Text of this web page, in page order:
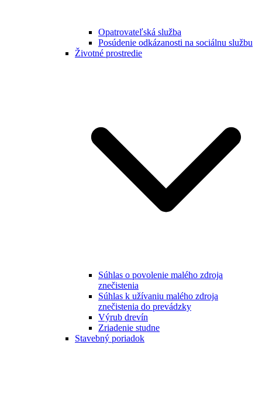
Opatrovateľská služba
Posúdenie odkázanosti na sociálnu službu
Životné prostredie
Súhlas o povolenie malého zdroja
znečistenia
Súhlas k užívaniu malého zdroja
znečistenia do prevádzky
Výrub drevín
Zriadenie studne
Stavebný poriadok